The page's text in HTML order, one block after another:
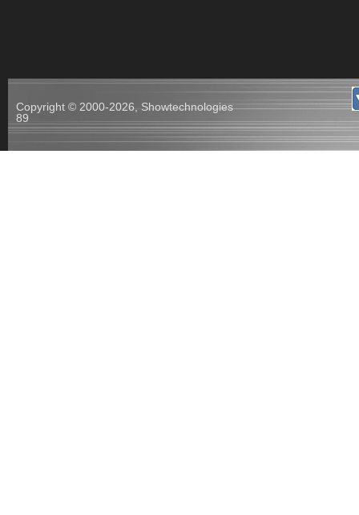
Copyright © 2000-2026, Showtechnologies
89